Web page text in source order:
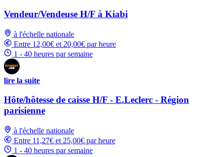
Vendeur/Vendeuse H/F à Kiabi
à l'échelle nationale
Entre 12,00€ et 20,00€ par heure
1 - 40 heures par semaine
lire la suite
Hôte/hôtesse de caisse H/F - E.Leclerc - Région
parisienne
à l'échelle nationale
Entre 11,27€ et 25,00€ par heure
1 - 40 heures par semaine